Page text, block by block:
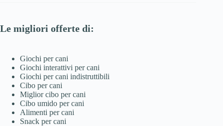
Le migliori offerte di:
Giochi per cani
Giochi interattivi per cani
Giochi per cani indistruttibili
Cibo per cani
Miglior cibo per cani
Cibo umido per cani
Alimenti per cani
Snack per cani